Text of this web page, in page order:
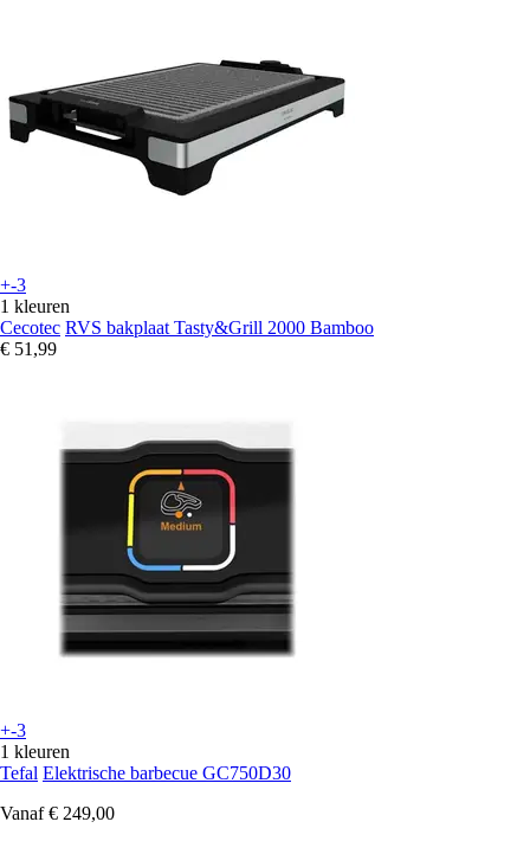
+-3
1 kleuren
Cecotec RVS bakplaat Tasty&Grill 2000 Bamboo
€ 51,99
+-3
1 kleuren
Tefal Elektrische barbecue GC750D30
Vanaf € 249,00